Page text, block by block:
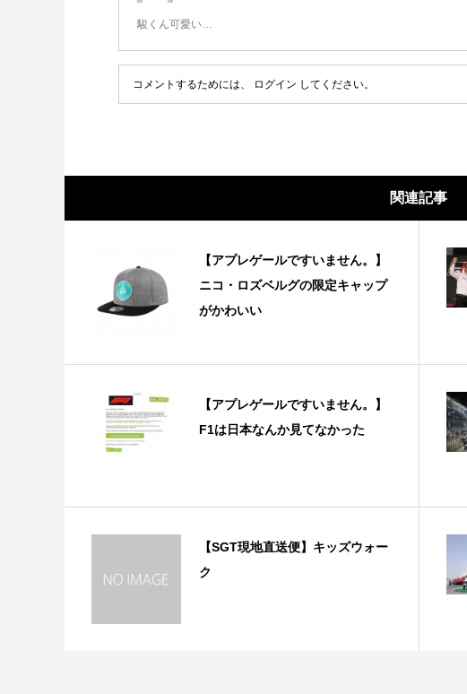
駿くん可愛い…
コメントするためには、 ログイン してください。
関連記事
【アプレゲールですいません。】
ニコ・ロズベルグの限定キャップ
がかわいい
【アプレゲールですいません。】
F1は日本なんか見てなかった
【SGT現地直送便】キッズウォー
ク